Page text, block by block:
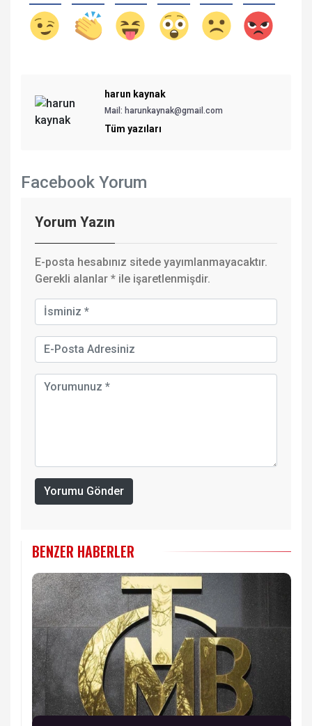
harun kaynak
Mail: harunkaynak@gmail.com
Tüm yazıları
Facebook Yorum
Yorum Yazın
E-posta hesabınız sitede yayımlanmayacaktır.
Gerekli alanlar * ile işaretlenmişdir.
Yorumu Gönder
BENZER HABERLER